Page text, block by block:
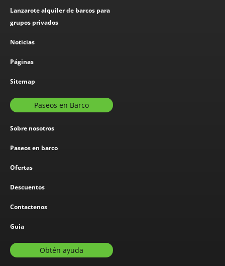
Lanzarote alquiler de barcos para
grupos privados
Noticias
Páginas
Sitemap
Paseos en Barco
Sobre nosotros
Paseos en barco
Ofertas
Descuentos
Contactenos
Guia
Obtén ayuda